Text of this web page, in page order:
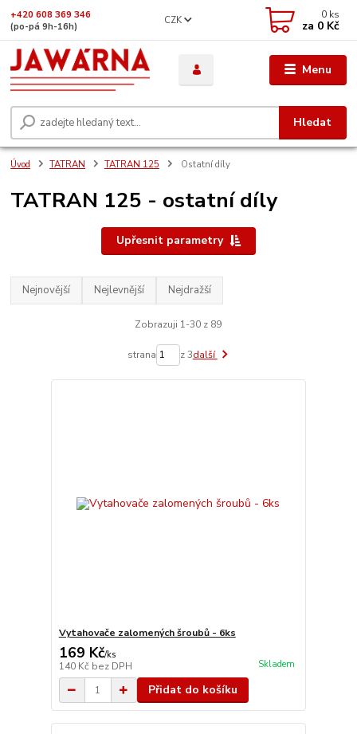
Menu
CZK
Hledat
+420 608 369 346
(po-pá 9h-16h)
0 ks
za 0 Kč
Úvod TATRAN TATRAN 125 Ostatní díly
TATRAN 125 - ostatní díly
Upřesnit parametry
Nejnovější Nejlevnější Nejdražší
Zobrazuji 1-30 z 89
strana z 3další
Vytahovače zalomených šroubů - 6ks
169 Kč/ks
140 Kč bez DPH Skladem
Přidat do košíku